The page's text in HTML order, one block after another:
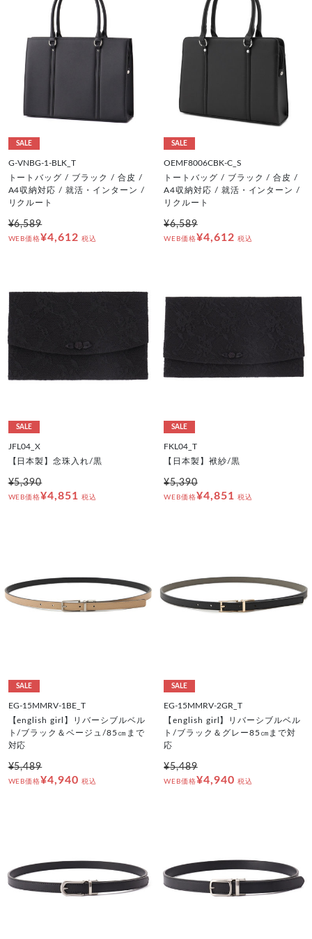
SALE
G-VNBG-1-BLK_T
トートバッグ / ブラック / 合皮 /
A4収納対応 / 就活・インターン /
リクルート
¥6,589
WEB価格¥4,612 税込
SALE
OEMF8006CBK-C_S
トートバッグ / ブラック / 合皮 /
A4収納対応 / 就活・インターン /
リクルート
¥6,589
WEB価格¥4,612 税込
SALE
JFL04_X
【日本製】念珠入れ/黒
¥5,390
WEB価格¥4,851 税込
SALE
FKL04_T
【日本製】袱紗/黒
¥5,390
WEB価格¥4,851 税込
SALE
EG-15MMRV-1BE_T
【english girl】リバーシブルベル
ト/ブラック＆ベージュ/85㎝まで
対応
¥5,489
WEB価格¥4,940 税込
SALE
EG-15MMRV-2GR_T
【english girl】リバーシブルベル
ト/ブラック＆グレー85㎝まで対
応
¥5,489
WEB価格¥4,940 税込